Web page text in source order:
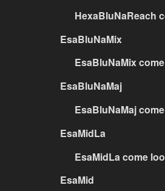
HexaBluNaReach
EsaBluNaMix
EsaBluNaMix
EsaBluNaMaj
EsaBluNaMaj
EsaMidLa
EsaMidLa come
EsaMid